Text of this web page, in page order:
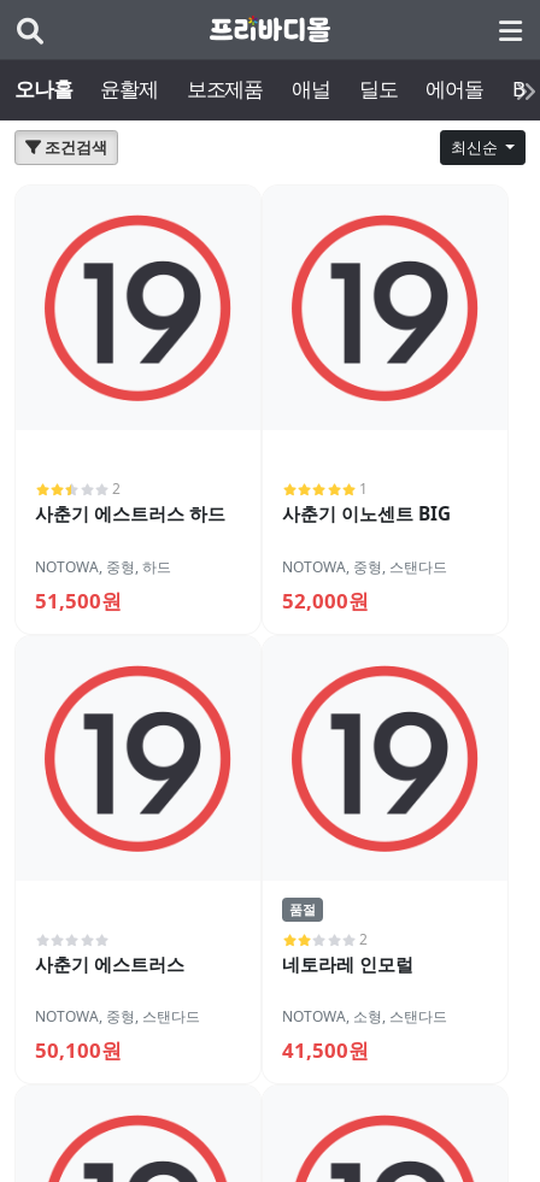
오나홀 윤활제 보조제품 애널 딜도 에어돌
조건검색 최신순
2
사춘기 에스트러스 하드
NOTOWA, 중형,하드
51,500원
1
사춘기 이노센트 BIG
NOTOWA, 중형, 스탠다드
52,000원
사춘기 에스트러스
NOTOWA, 중형, 스탠다드
50,100원
품절
2
네토라레 인모럴
NOTOWA, 소형, 스탠다드
41,500원